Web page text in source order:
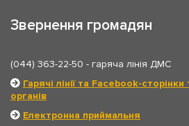
Звернення громадян
(044) 363-22-50 - гаряча лінія ДМС
Гарячі лінії та Facebook-
органів
Електронна приймальня